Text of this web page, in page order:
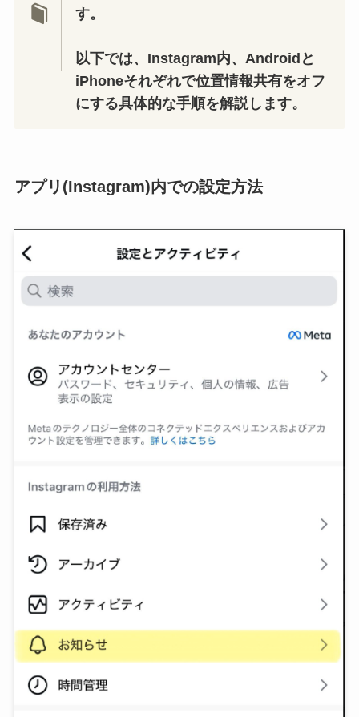
す。
以下では、Instagram内、Androidと
iPhoneそれぞれで位置情報共有をオフ
にする具体的な手順を解説します。
アプリ(Instagram)内での設定方法